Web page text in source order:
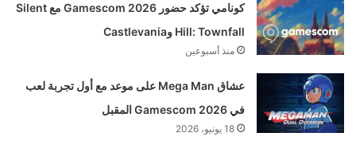
كونامي تؤكد حضور Gamescom 2026 مع Silent
Hill: Townfall وCastlevania
منذ أسبوعين
عشاق Mega Man على موعد مع أول تجربة لعب
في Gamescom 2026 المقبل
18 يونيو، 2026